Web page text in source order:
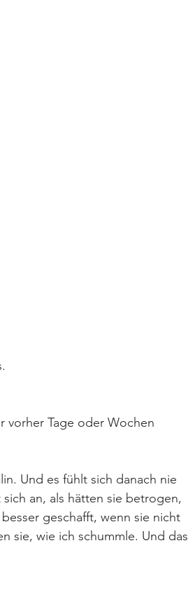
vorher Tage oder Wochen
Und es fühlt sich danach nie
an, als hätten sie betrogen,
geschafft, wenn sie nicht
sie, wie ich schummle. Und das